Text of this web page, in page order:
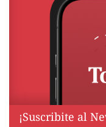
¡Suscribite al